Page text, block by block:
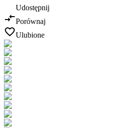
Udostępnij
Porównaj
Ulubione